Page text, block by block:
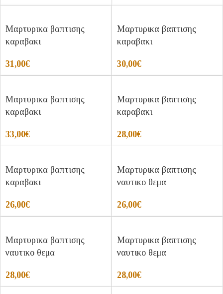
Μαρτυρικα βαπτισης
καραβακι
31,00€
Μαρτυρικα βαπτισης
καραβακι
30,00€
Μαρτυρικα βαπτισης
καραβακι
33,00€
Μαρτυρικα βαπτισης
καραβακι
28,00€
Μαρτυρικα βαπτισης
καραβακι
26,00€
Μαρτυρικα βαπτισης
ναυτικο θεμα
26,00€
Μαρτυρικα βαπτισης
ναυτικο θεμα
28,00€
Μαρτυρικα βαπτισης
ναυτικο θεμα
28,00€